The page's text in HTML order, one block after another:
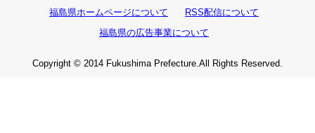
福島県ホームページについて
RSS配信について
福島県の広告事業について
Copyright © 2014 Fukushima Prefecture.All Rights Reserved.